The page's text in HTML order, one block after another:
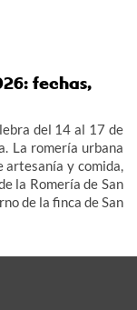
fechas,
del 14 al 17 de
La romería urbana
artesanía y comida,
la Romería de San
de la finca de San